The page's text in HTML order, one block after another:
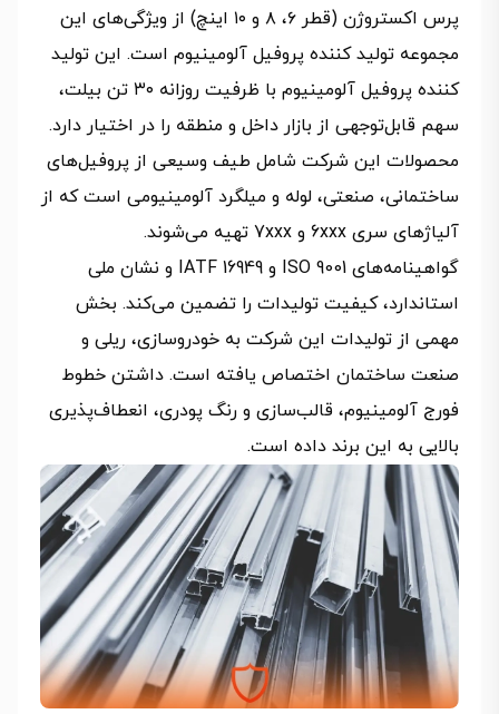
پرس اکستروژن (قطر ۶، ۸ و ۱۰ اینچ) از ویژگی‌های این
مجموعه تولید کننده پروفیل آلومینیوم است. این تولید
کننده پروفیل آلومینیوم با ظرفیت روزانه ۳۰ تن بیلت،
سهم قابل‌توجهی از بازار داخل و منطقه را در اختیار دارد.
محصولات این شرکت شامل طیف وسیعی از پروفیل‌های
ساختمانی، صنعتی، لوله و میلگرد آلومینیومی است که از
آلیاژهای سری 6xxx و 7xxx تهیه می‌شوند.
گواهینامه‌های ISO 9001 و IATF 16949 و نشان ملی
استاندارد، کیفیت تولیدات را تضمین می‌کند. بخش
مهمی از تولیدات این شرکت به خودروسازی، ریلی و
صنعت ساختمان اختصاص یافته است. داشتن خطوط
فورج آلومینیوم، قالب‌سازی و رنگ پودری، انعطاف‌پذیری
بالایی به این برند داده است.